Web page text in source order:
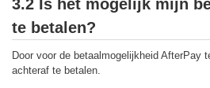
3.2 Is het mogelijk mijn
te betalen?
Door voor de betaalmogelijkheid AfterPay
achteraf te betalen.